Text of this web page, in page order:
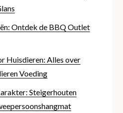
Ontdek de BBQ Outlet
Huisdieren: Alles over
Voeding
Steigerhouten